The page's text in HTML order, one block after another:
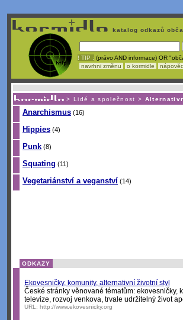
katalog odkazů
! TIP : (právo AND informace) OR
navrhni změnu
o kormidle
> Lidé a společnost >
Anarchismus (16)
Hippies (4)
Punk (8)
Squating (11)
Vegetariánství a veganství (14)
ODKAZY
Ekovesničky, komunity, alternativní životní styl
České stránky věnované tématům:
televize, rozvoj venkova, trvale udržitelný život
URL: http://www.ekovesnicky.org